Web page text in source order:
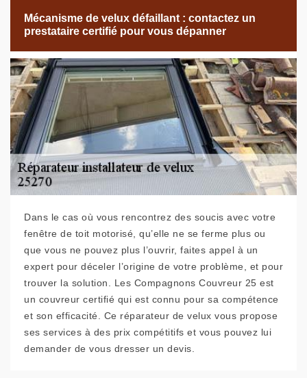
Mécanisme de velux défaillant : contactez un
prestataire certifié pour vous dépanner
Dans le cas où vous rencontrez des soucis avec votre
fenêtre de toit motorisé, qu’elle ne se ferme plus ou
que vous ne pouvez plus l’ouvrir, faites appel à un
expert pour déceler l’origine de votre problème, et pour
trouver la solution. Les Compagnons Couvreur 25 est
un couvreur certifié qui est connu pour sa compétence
et son efficacité. Ce réparateur de velux vous propose
ses services à des prix compétitifs et vous pouvez lui
demander de vous dresser un devis.